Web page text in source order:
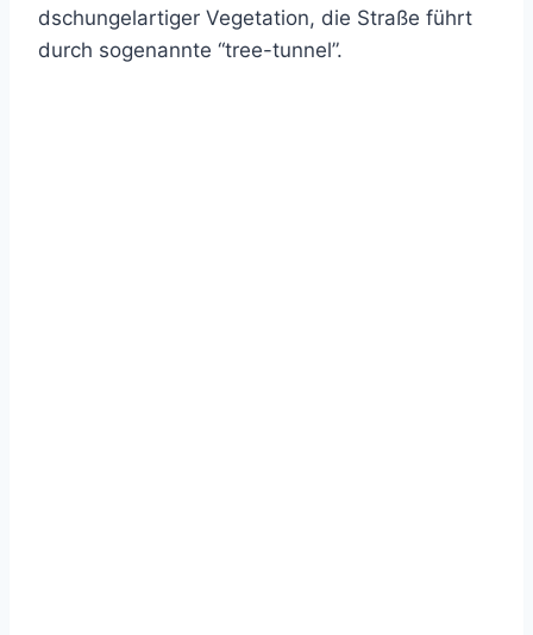
dschungelartiger Vegetation, die Straße führt
durch sogenannte “tree-tunnel”.